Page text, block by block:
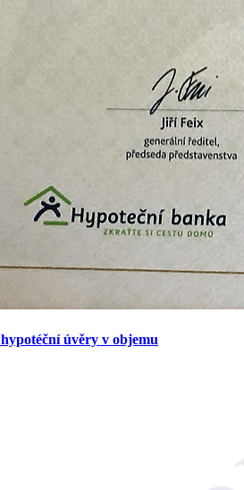
hypotéční úvěry v objemu